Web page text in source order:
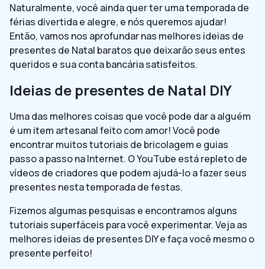
Naturalmente, você ainda quer ter uma temporada de
férias divertida e alegre, e nós queremos ajudar!
Então, vamos nos aprofundar nas melhores ideias de
presentes de Natal baratos que deixarão seus entes
queridos e sua conta bancária satisfeitos.
Ideias de presentes de Natal DIY
Uma das melhores coisas que você pode dar a alguém
é um item artesanal feito com amor! Você pode
encontrar muitos tutoriais de bricolagem e guias
passo a passo na Internet. O YouTube está repleto de
vídeos de criadores que podem ajudá-lo a fazer seus
presentes nesta temporada de festas.
Fizemos algumas pesquisas e encontramos alguns
tutoriais superfáceis para você experimentar. Veja as
melhores ideias de presentes DIY e faça você mesmo o
presente perfeito!